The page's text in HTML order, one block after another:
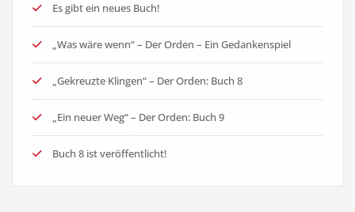
Es gibt ein neues Buch!
„Was wäre wenn“ – Der Orden – Ein Gedankenspiel
„Gekreuzte Klingen“ – Der Orden: Buch 8
„Ein neuer Weg“ – Der Orden: Buch 9
Buch 8 ist veröffentlicht!